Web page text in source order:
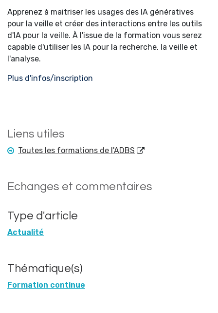
Apprenez à maitriser les usages des IA génératives
pour la veille et créer des interactions entre les outils
d'IA pour la veille. À l'issue de la formation vous serez
capable d'utiliser les IA pour la recherche, la veille et
l'analyse.
Plus d'infos/inscription
Liens utiles
Toutes les formations de l'ADBS
Echanges et commentaires
Type d'article
Actualité
Thématique(s)
Formation continue